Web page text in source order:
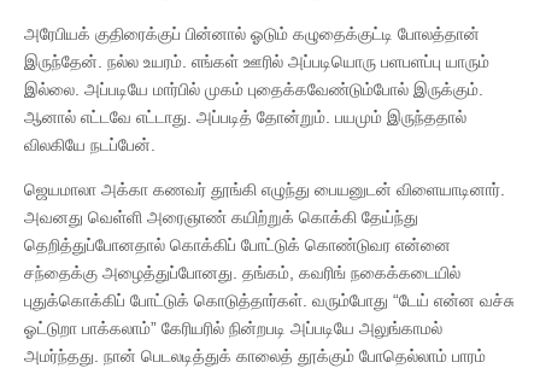
அரேபியக் குதிரைக்குப் பின்னால் ஓடும் கழுதைக்குட்டி போலத்தான்
இருந்தேன். நல்ல உயரம். எங்கள் ஊரில் அப்படியொரு பளபளப்பு யாரும்
இல்லை. அப்படியே மார்பில் முகம் புதைக்கவேண்டும்போல் இருக்கும்.
ஆனால் எட்டவே எட்டாது. அப்படித் தோன்றும். பயமும் இருந்ததால்
விலகியே நடப்பேன்.
ஜெயமாலா அக்கா கணவர் தூங்கி எழுந்து பையனுடன் விளையாடினார்.
அவனது வெள்ளி அரைஞாண் கயிற்றுக் கொக்கி தேய்ந்து
தெறித்துப்போனதால் கொக்கிப் போட்டுக் கொண்டுவர என்னை
சந்தைக்கு அழைத்துப்போனது. தங்கம், கவரிங் நகைக்கடையில்
புதுக்கொக்கிப் போட்டுக் கொடுத்தார்கள். வரும்போது “டேய் என்ன வச்சு
ஓட்டுறா பாக்கலாம்” கேரியரில் நின்றபடி அப்படியே அலுங்காமல்
அமர்ந்தது. நான் பெடலடித்துக் காலைத் தூக்கும் போதெல்லாம் பாரம்